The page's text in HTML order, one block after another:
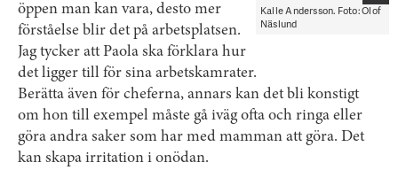
Kalle Andersson. Foto: Olof
Näslund
öppen man kan vara, desto mer
förståelse blir det på arbetsplatsen.
Jag tycker att Paola ska förklara hur
det ligger till för sina arbetskamrater.
Berätta även för cheferna, annars kan det bli konstigt
om hon till exempel måste gå iväg ofta och ringa eller
göra andra saker som har med mamman att göra. Det
kan skapa irritation i onödan.